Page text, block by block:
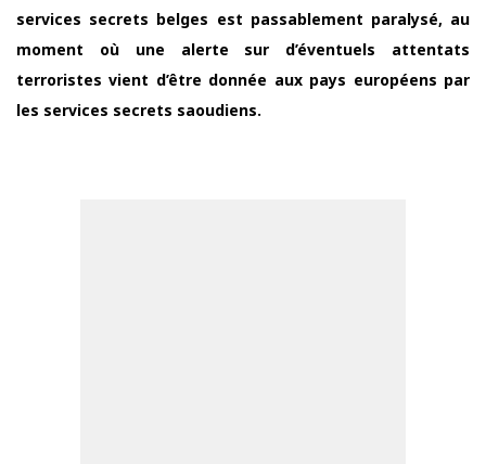
services secrets belges est passablement paralysé, au
moment où une alerte sur d’éventuels attentats
terroristes vient d’être donnée aux pays européens par
les services secrets saoudiens.